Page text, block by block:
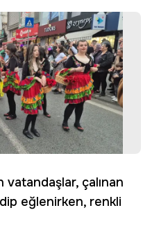
çalınan
eğlenirken, renkli